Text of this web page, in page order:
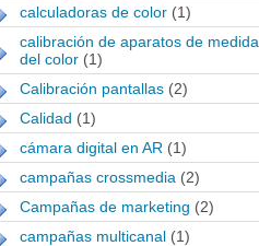
calculadoras de color (1)
calibración de aparatos de medida
del color (1)
Calibración pantallas (2)
Calidad (1)
cámara digital en AR (1)
campañas crossmedia (2)
Campañas de marketing (2)
campañas multicanal (1)